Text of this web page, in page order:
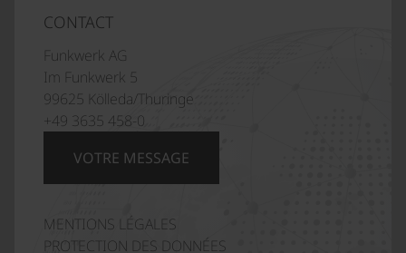
CONTACT
Funkwerk AG
Im Funkwerk 5
99625 Kölleda/Thuringe
+49 3635 458-0
VOTRE MESSAGE
MENTIONS LÉGALES
PROTECTION DES DONNÉES